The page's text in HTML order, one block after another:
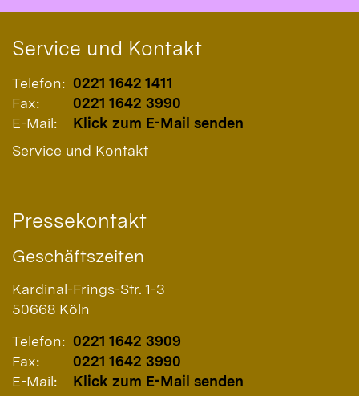
Service und Kontakt
Telefon: 0221 1642 1411
Fax:
0221 1642 3990
E-Mail:
Klick zum E-Mail senden
Service und Kontakt
Pressekontakt
Geschäftszeiten
Kardinal-Frings-Str. 1-3
50668 Köln
Telefon: 0221 1642 3909
Fax:
0221 1642 3990
E-Mail:
Klick zum E-Mail senden